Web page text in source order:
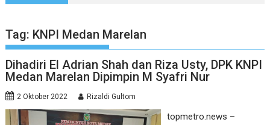
Tag: KNPI Medan Marelan
Dihadiri El Adrian Shah dan Riza Usty, DPK KNPI
Medan Marelan Dipimpin M Syafri Nur
2 Oktober 2022 Rizaldi Gultom
topmetro.news –